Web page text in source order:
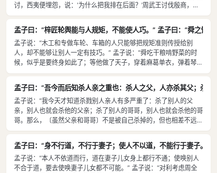
征讨的。” 孟子说：“完全相信《书经》，那还不如没有《书经》。
我对于《武成》一篇，所取的不过两三片简罢了。仁人无敌于天下，
凭着周武王的大仁大德来讨代商纣的不仁不德，怎么会让血流得把捣
米槌都漂浮起来了呢？”
讨，西夷便埋怨，说：‘为什么把我排在后面？’周武王讨伐殷商，兵
车三百辆，勇士三千人。武王〔对殷商的百姓〕说：‘不要害怕！我
是来安定你们的，不是和百姓为敌的。’百姓都额头碰地磕起头
来。‘征’的意思是‘正’，若各人都希望端正自己，哪里用得着战争
呢？”
孟子曰：“梓匠轮舆能与人规矩，不能使人巧。” 孟子曰：“舜之饭
孟子说：“木工和专做车轮、车箱的人只能够把规矩准则传授给别
人，却不能够让别人一定有技巧。” 孟子说：“舜吃干粮啃野菜的时
候，似乎是要终身如此了；等他做了天子，穿着麻葛单衣，弹着琴，
尧的两个女儿侍候着，又好像这些本来就是他的。”
孟子曰：“吾今而后知杀人亲之重也：杀人之父，人亦杀其父；杀
孟子说：“我今天才知道杀戮别人亲人有多严重了：杀了别人的父
亲，别人也就会杀他的父亲；杀了别人的哥哥，别人也就会杀他的哥
哥。那么，〔虽然父亲和哥哥〕不是被自己杀掉的，但也相差不远
了。” 孟子说：“古代设立关卡是打算抵御残暴，今天设立关卡却是
孟子曰：“身不行道，不行于妻子；使人不以道，不能行于妻子。”
孟子说：“本人不依道而行，道在妻子儿女身上都行不通；使唤别人
不合于道，要去使唤妻子儿女都不可能。” 孟子说：“对利考虑周全